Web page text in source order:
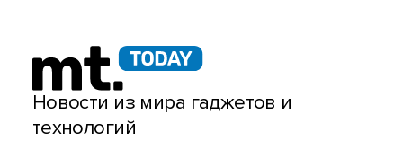
Новости из мира гаджетов и
технологий